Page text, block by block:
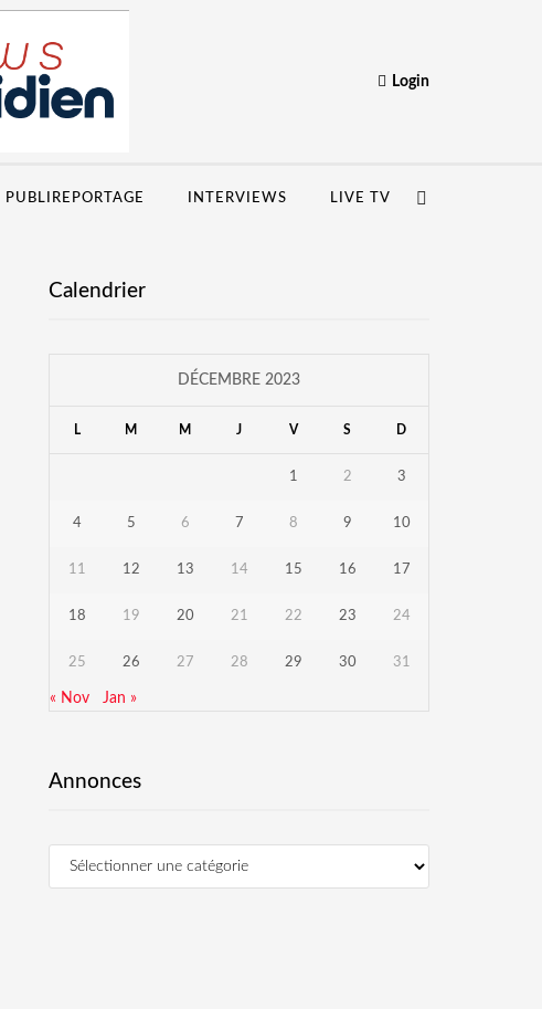
Login
PUBLIREPORTAGE INTERVIEWS LIVE TV
Calendrier
DÉCEMBRE 2023
L M M J V S D
1 2 3
4 5 6 7 8 9 10
11 12 13 14 15 16 17
18 19 20 21 22 23 24
25 26 27 28 29 30 31
« Nov Jan »
Annonces